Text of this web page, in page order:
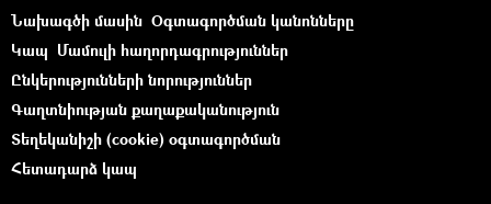
Նախագծի մասին Օգտագործման կանոնները
Կապ Մամուլի հաղորդագրություններ
Ընկերությունների նորություններ
Գաղտնիության քաղաքականություն
Տեղեկանիշի (cookie) օգտագործման
Հետադարձ կապ